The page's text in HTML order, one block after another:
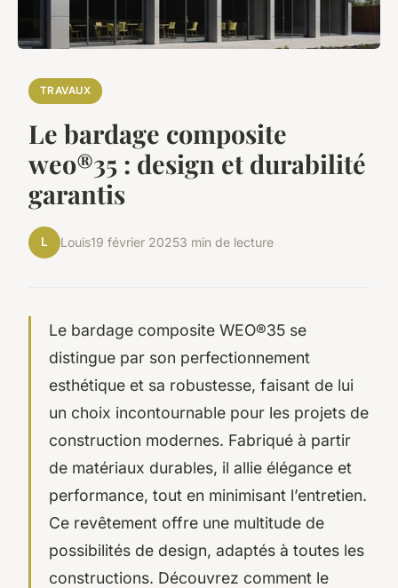
TRAVAUX
Le bardage composite
weo®35 : design et durabilité
garantis
L Louis19 février 20253 min de lecture
Le bardage composite WEO®35 se
distingue par son perfectionnement
esthétique et sa robustesse, faisant de lui
un choix incontournable pour les projets de
construction modernes. Fabriqué à partir
de matériaux durables, il allie élégance et
performance, tout en minimisant l’entretien.
Ce revêtement offre une multitude de
possibilités de design, adaptés à toutes les
constructions. Découvrez comment le